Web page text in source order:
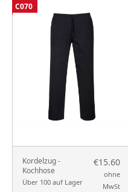
Kordelzug -
Kochhose
Über 100 auf Lager
€15.60
ohne
MwSt
C070